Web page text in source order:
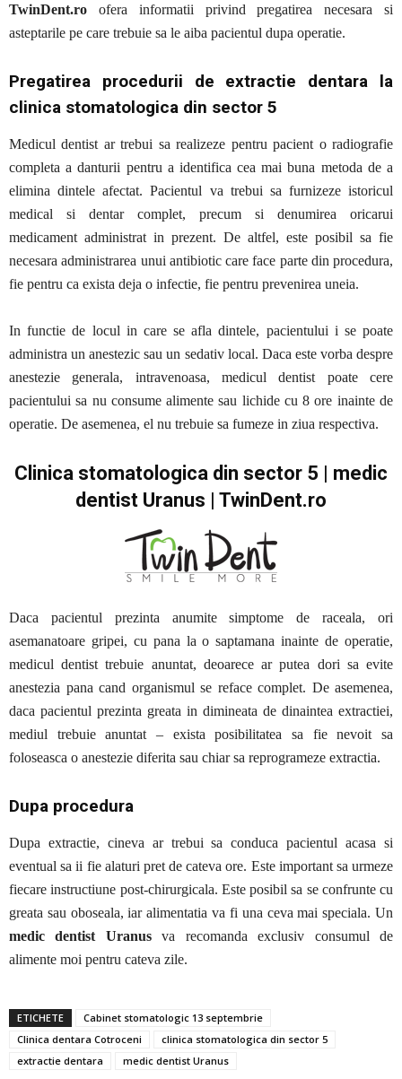
TwinDent.ro ofera informatii privind pregatirea necesara si
asteptarile pe care trebuie sa le aiba pacientul dupa operatie.
Pregatirea procedurii de extractie dentara la
clinica stomatologica din sector 5
Medicul dentist ar trebui sa realizeze pentru pacient o radiografie
completa a danturii pentru a identifica cea mai buna metoda de a
elimina dintele afectat. Pacientul va trebui sa furnizeze istoricul
medical si dentar complet, precum si denumirea oricarui
medicament administrat in prezent. De altfel, este posibil sa fie
necesara administrarea unui antibiotic care face parte din procedura,
fie pentru ca exista deja o infectie, fie pentru prevenirea uneia.
In functie de locul in care se afla dintele, pacientului i se poate
administra un anestezic sau un sedativ local. Daca este vorba despre
anestezie generala, intravenoasa, medicul dentist poate cere
pacientului sa nu consume alimente sau lichide cu 8 ore inainte de
operatie. De asemenea, el nu trebuie sa fumeze in ziua respectiva.
Clinica stomatologica din sector 5 | medic
dentist Uranus | TwinDent.ro
Daca pacientul prezinta anumite simptome de raceala, ori
asemanatoare gripei, cu pana la o saptamana inainte de operatie,
medicul dentist trebuie anuntat, deoarece ar putea dori sa evite
anestezia pana cand organismul se reface complet. De asemenea,
daca pacientul prezinta greata in dimineata de dinaintea extractiei,
mediul trebuie anuntat – exista posibilitatea sa fie nevoit sa
foloseasca o anestezie diferita sau chiar sa reprogrameze extractia.
Dupa procedura
Dupa extractie, cineva ar trebui sa conduca pacientul acasa si
eventual sa ii fie alaturi pret de cateva ore. Este important sa urmeze
fiecare instructiune post-chirurgicala. Este posibil sa se confrunte cu
greata sau oboseala, iar alimentatia va fi una ceva mai speciala. Un
medic dentist Uranusva recomanda exclusiv consumul de
alimente moi pentru cateva zile.
ETICHETE
Cabinet stomatologic 13 septembrie
Clinica dentara Cotroceni
clinica stomatologica din sector 5
extractie dentara
medic dentist Uranus